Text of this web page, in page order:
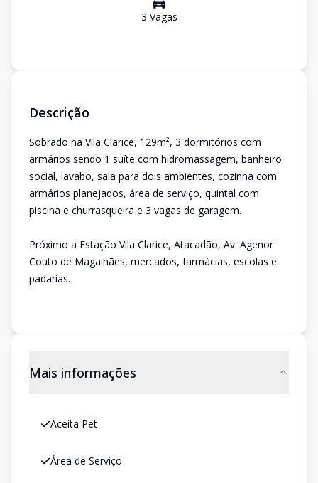
3 Vagas
Descrição
Sobrado na Vila Clarice, 129m², 3 dormitórios com
armários sendo 1 suíte com hidromassagem, banheiro
social, lavabo, sala para dois ambientes, cozinha com
armários planejados, área de serviço, quintal com
piscina e churrasqueira e 3 vagas de garagem.
Próximo a Estação Vila Clarice, Atacadão, Av. Agenor
Couto de Magalhães, mercados, farmácias, escolas e
padarias.
Mais informações
Aceita Pet
Área de Serviço